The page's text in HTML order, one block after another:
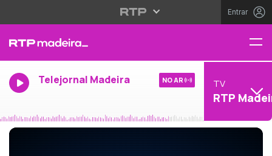
Entrar
Telejornal Madeira NO AR TV
RTP